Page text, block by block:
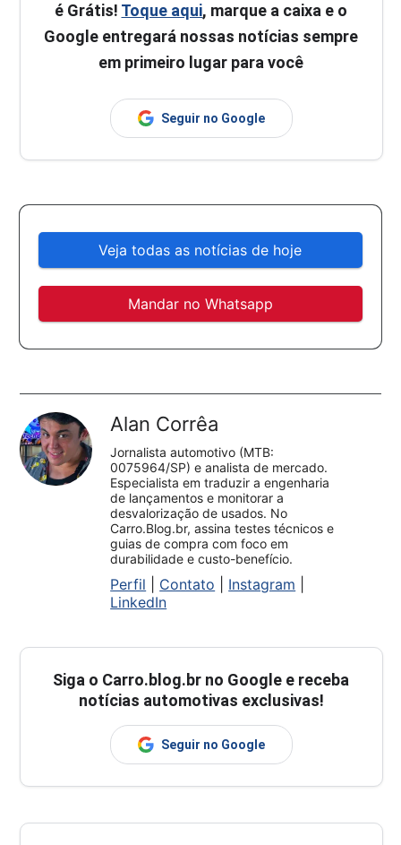
é Grátis! Toque aqui, marque a caixa e o
Google entregará nossas notícias sempre
em primeiro lugar para você
Seguir no Google
Veja todas as notícias de hoje
Mandar no Whatsapp
Alan Corrêa
Jornalista automotivo (MTB:
0075964/SP) e analista de mercado.
Especialista em traduzir a engenharia
de lançamentos e monitorar a
desvalorização de usados. No
Carro.Blog.br, assina testes técnicos e
guias de compra com foco em
durabilidade e custo-benefício.
Perfil Contato Instagram
LinkedIn
Siga o Carro.blog.br no Google e receba
notícias automotivas exclusivas!
Seguir no Google